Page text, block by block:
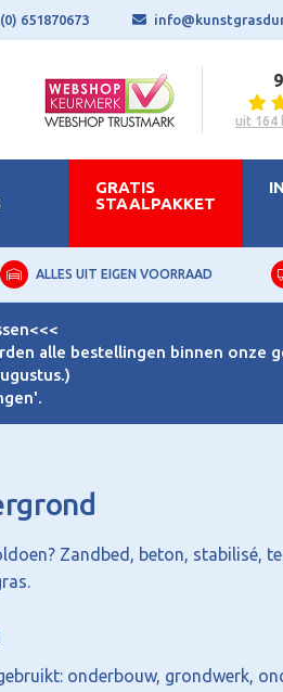
651870673
uit 164
GRATIS
STAALPAKKET
ALLES UIT EIGEN VOORRAAD
alle bestellingen binnen onze
Zandbed, beton, stabilisé,
onderbouw, grondwerk,